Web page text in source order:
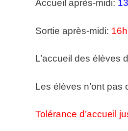
Accueil après-midi:
Sortie après-midi: 16h
L’accueil des élèves
Les élèves n’ont pas
Tolérance d’accueil